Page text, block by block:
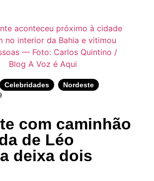
Celebridades
Nordeste
com caminhão
de Léo
deixa dois